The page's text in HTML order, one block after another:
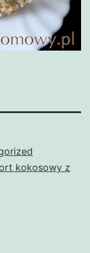
kokosowy z